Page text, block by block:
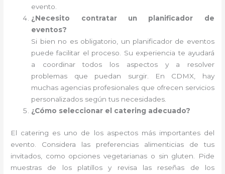
evento.
¿Necesito contratar un planificador de
eventos?
Si bien no es obligatorio, un planificador de eventos
puede facilitar el proceso. Su experiencia te ayudará
a coordinar todos los aspectos y a resolver
problemas que puedan surgir. En CDMX, hay
muchas agencias profesionales que ofrecen servicios
personalizados según tus necesidades.
¿Cómo seleccionar el catering adecuado?
El catering es uno de los aspectos más importantes del
evento. Considera las preferencias alimenticias de tus
invitados, como opciones vegetarianas o sin gluten. Pide
muestras de los platillos y revisa las reseñas de los